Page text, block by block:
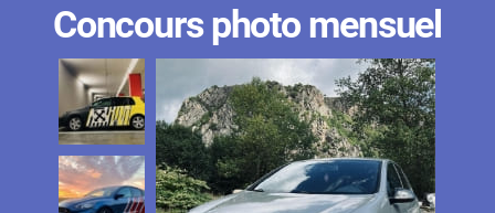
Concours photo mensuel